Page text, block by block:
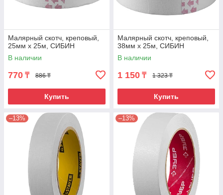
Малярный скотч, креповый,
25мм х 25м, CИБИН
В наличии
770 ₸ 886 ₸
Купить
Малярный скотч, креповый,
38мм х 25м, CИБИН
В наличии
1 150 ₸ 1 323 ₸
Купить
–13% –13%